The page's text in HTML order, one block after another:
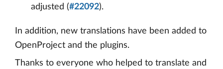
adjusted (#22092).
In addition, new translations have been added to
OpenProject and the plugins.
Thanks to everyone who helped to translate and